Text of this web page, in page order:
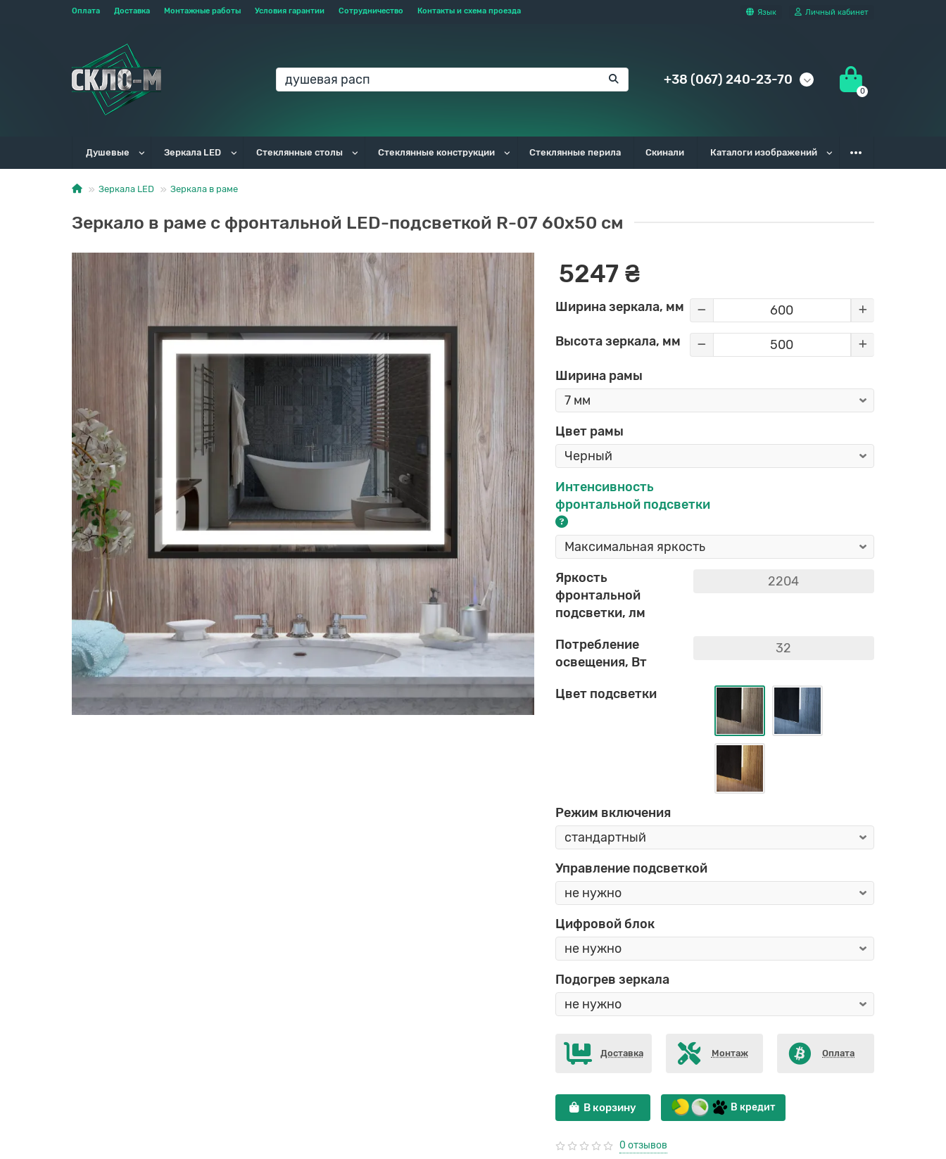
Оплата Доставка Монтажные работы Условия гарантии Сотрудничество Контакты и схема проезда Язык Личный кабинет
+38 (067) 240-23-70
0
Душевые Зеркала LED Стеклянные столы Стеклянные конструкции Стеклянные перила Скинали Каталоги изображений
Зеркала LED Зеркала в раме
Зеркало в раме с фронтальной LED-подсветкой R-07 60x50 см
5247 ₴
Ширина зеркала, мм
Высота зеркала, мм
Ширина рамы
Цвет рамы
Интенсивность
фронтальной подсветки
Яркость
фронтальной
подсветки, лм
Потребление
освещения, Вт
Цвет подсветки
Режим включения
Управление подсветкой
Цифровой блок
Подогрев зеркала
Доставка Монтаж Оплата
В корзину В кредит
0 отзывов